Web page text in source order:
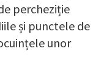
percheziție
și punctele de
unor